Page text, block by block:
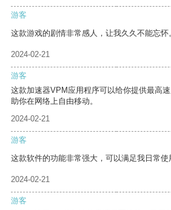
游客
这款游戏的剧情非常感人，让我久久不能忘怀
2024-02-21
游客
这款加速器VPM应用程序可以给你提供最高
助你在网络上自由移动。
2024-02-21
游客
这款软件的功能非常强大，可以满足我日常使
2024-02-21
游客